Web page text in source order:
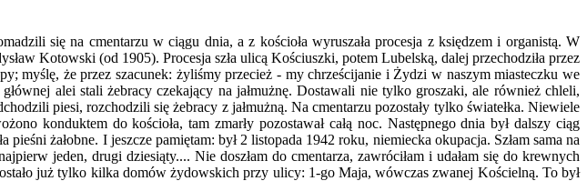
się na cmentarzu w ciągu dnia, a z kościoła wyruszała procesja z księ­dzem i organistą. W
Kotowski (od 1905). Procesja szła ulicą Kościuszki, potem Lubelską, dalej prze­chodziła przez
my­ślę, że przez szacunek: żyliśmy przecież - my chrześcijanie i Żydzi w naszym miasteczku we
alei stali żebracy czekający na jałmużnę. Dostawali nie tylko groszaki, ale również chleli,
piesi, rozchodzili się że­bracy z jałmużną. Na cmentarzu pozostały tylko światełka. Niewiele
konduktem do kościoła, tam zmarły pozostawał całą noc. Następnego dnia był dalszy ciąg
żałobne. I jeszcze pamiętam: był 2 listopada 1942 roku, niemiecka okupacja. Szłam sama na
jeden, drugi dziesiąty.... Nie doszłam do cmentarza, zawróciłam i uda­łam się do krewnych
już tylko kilka domów żydowskich przy uli­cy: 1-go Maja, wówczas zwanej Kościelną. To był